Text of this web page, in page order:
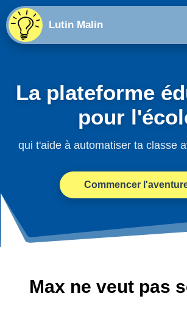
Lutin Malin
La plateforme
pour
qui t'aide à automatiser ta classe
Commencer
Max ne veut pas